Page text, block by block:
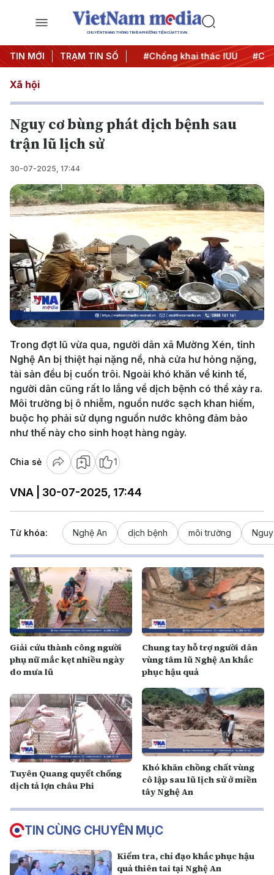
CHUYÊN TRANG THÔNG TIN ĐA PHƯƠNG TIỆN CỦA TTXVN
TIN MỚI TRẠM TIN SỐ
#Chiến dịch 500 ngày đêm #Chống khai thác IUU
Xã hội
Nguy cơ bùng phát dịch bệnh sau
trận lũ lịch sử
30-07-2025, 17:44
Play
Video
Trong đợt lũ vừa qua, người dân xã Mường Xén, tỉnh
Nghệ An bị thiệt hại nặng nề, nhà cửa hư hỏng nặng,
tài sản đều bị cuốn trôi. Ngoài khó khăn về kinh tế,
người dân cũng rất lo lắng về dịch bệnh có thể xảy ra.
Môi trường bị ô nhiễm, nguồn nước sạch khan hiếm,
buộc họ phải sử dụng nguồn nước không đảm bảo
như thế này cho sinh hoạt hàng ngày.
Chia sẻ 1
VNA | 30-07-2025, 17:44
Từ khóa: Nghệ An dịch bệnh môi trường
Giải cứu thành công người
phụ nữ mắc kẹt nhiều ngày
do mưa lũ
Chung tay hỗ trợ người dân
vùng tâm lũ Nghệ An khắc
phục hậu quả
Tuyên Quang quyết chống
dịch tả lợn châu Phi
Khó khăn chồng chất vùng
cô lập sau lũ lịch sử ở miền
tây Nghệ An
TIN CÙNG CHUYÊN MỤC
Kiểm tra, chỉ đạo khắc phục hậu
quả thiên tai tại Nghệ An